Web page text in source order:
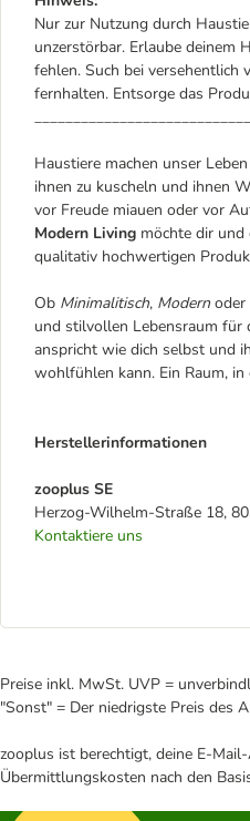
Nur zur Nutzung durch
unzerstörbar. Erlaube deinem
fehlen. Such bei versehentlich
fernhalten. Entsorge das
Haustiere machen unser
ihnen zu kuscheln und ihnen
vor Freude miauen oder vor
Modern Living möchte dir und
qualitativ hochwertigen
Ob Minimalitisch, Modern oder
und stilvollen Lebensraum für
anspricht wie dich selbst und
wohlfühlen kann. Ein Raum,
Herstellerinformationen
zooplus SE
Herzog-Wilhelm-Straße 18,
Kontaktiere uns
Preise inkl. MwSt. UVP =
"Sonst" = Der niedrigste Preis des
zooplus ist berechtigt, deine E-
Übermittlungskosten nach den